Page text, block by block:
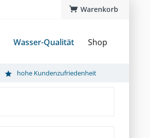
Warenkorb
Wasser-Qualität Shop
hohe Kundenzufriedenheit